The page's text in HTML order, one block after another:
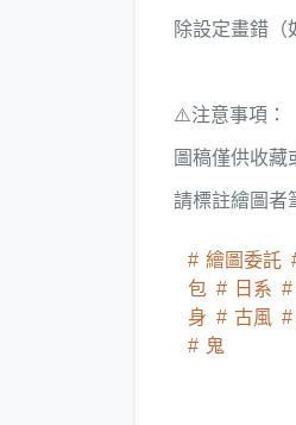
除設定畫錯（
⚠️注意事項：
圖稿僅供收藏
請標註繪圖者
繪圖委託
包
日系
身
古風
鬼